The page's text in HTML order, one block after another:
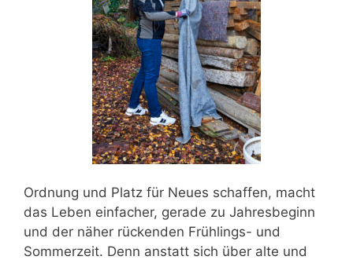
Ordnung und Platz für Neues schaffen, macht
das Leben einfacher, gerade zu Jahresbeginn
und der näher rückenden Frühlings- und
Sommerzeit. Denn anstatt sich über alte und